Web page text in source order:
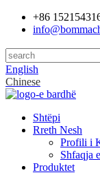
+86
English
Chinese
Shtëpi
Rreth Nesh
Profili i
Shfaqja
Produktet